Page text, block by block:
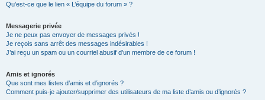
Qu’est-ce que le lien « L’équipe du forum » ?
Messagerie privée
Je ne peux pas envoyer de messages privés !
Je reçois sans arrêt des messages indésirables !
J’ai reçu un spam ou un courriel abusif d’un membre de ce forum !
Amis et ignorés
Que sont mes listes d’amis et d’ignorés ?
Comment puis-je ajouter/supprimer des utilisateurs de ma liste d’amis ou d’ignorés ?